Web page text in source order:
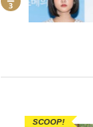
SCOOP!